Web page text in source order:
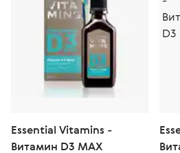
Essential Vitamins -
Витамин D3 MAX